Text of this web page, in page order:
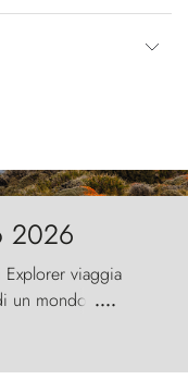
2026
viaggia
un mondo
la natura con
sfidano il
pietra.
....